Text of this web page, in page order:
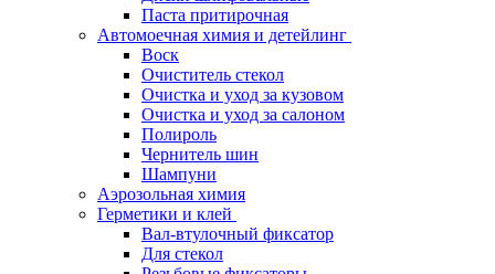
Паста притирочная
Автомоечная химия и детейлинг
Воск
Очиститель стекол
Очистка и уход за кузовом
Очистка и уход за салоном
Полироль
Чернитель шин
Шампуни
Аэрозольная химия
Герметики и клей
Вал-втулочный фиксатор
Для стекол